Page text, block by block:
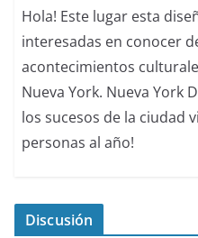
Hola! Este lugar esta
interesadas en conocer
acontecimientos
Nueva York. Nueva York
los sucesos de la ciudad
personas al año!
Discusión